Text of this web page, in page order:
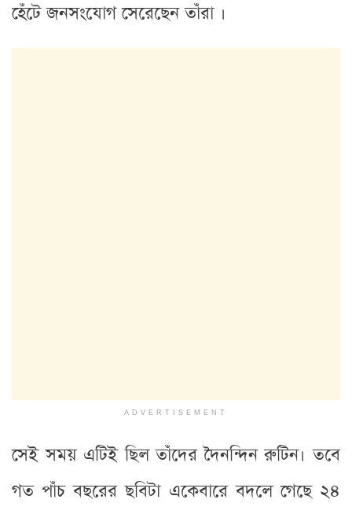
হেঁটে জনসংযোগ সেরেছেন তাঁরা ।
ADVERTISEMENT
সেই সময় এটিই ছিল তাঁদের দৈনন্দিন রুটিন। তবে
গত পাঁচ বছরের ছবিটা একেবারে বদলে গেছে ২৪